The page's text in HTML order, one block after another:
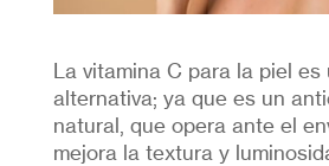
La vitamina C para la piel
alternativa; ya que es un
natural, que opera ante el
mejora la textura y